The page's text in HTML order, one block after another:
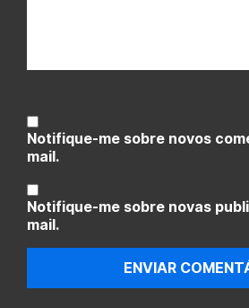
Notifique-me sobre novos
mail.
Notifique-me sobre novas
mail.
ENVIAR